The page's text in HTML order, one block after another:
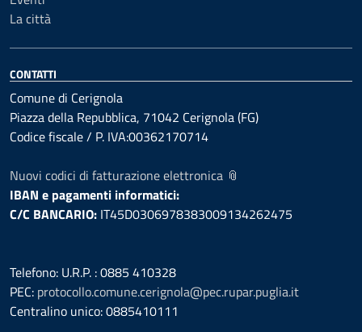
La città
CONTATTI
Comune di Cerignola
Piazza della Repubblica, 71042 Cerignola (FG)
Codice fiscale / P. IVA:00362170714
Nuovi codici di fatturazione elettronica 📎
IBAN e pagamenti informatici:
C/C BANCARIO: IT45D0306978383009134262475
Telefono: U.R.P. : 0885 410328
PEC: protocollo.comune.cerignola@pec.rupar.puglia.it
Centralino unico: 0885410111